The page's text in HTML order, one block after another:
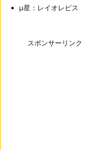
μ星：レイオレピス
スポンサーリンク